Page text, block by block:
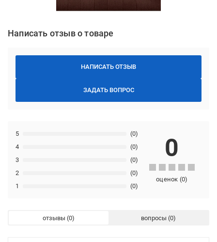
Написать отзыв о товаре
НАПИСАТЬ ОТЗЫВ
ЗАДАТЬ ВОПРОС
1 (0)
2 (0)
3 (0)
4 (0)
5 (0)
0
оценок (0)
отзывы вопросы